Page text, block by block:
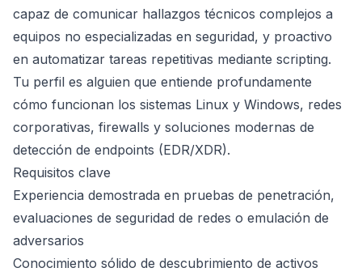
capaz de comunicar hallazgos técnicos complejos a
equipos no especializadas en seguridad, y proactivo
en automatizar tareas repetitivas mediante scripting.
Tu perfil es alguien que entiende profundamente
cómo funcionan los sistemas Linux y Windows, redes
corporativas, firewalls y soluciones modernas de
detección de endpoints (EDR/XDR).
Requisitos clave
Experiencia demostrada en pruebas de penetración,
evaluaciones de seguridad de redes o emulación de
adversarios
Conocimiento sólido de descubrimiento de activos